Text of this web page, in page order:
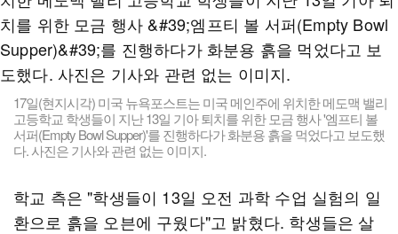
17일(현지시각) 미국 뉴욕포스트는 미국 메인주에 위치한 메도맥 밸리
고등학교 학생들이 지난 13일 기아 퇴치를 위한 모금 행사 '엠프티 볼
서퍼(Empty Bowl Supper)'를 진행하다가 화분용 흙을 먹었다고 보도했
다. 사진은 기사와 관련 없는 이미지.
학교 측은 "학생들이 13일 오전 과학 수업 실험의 일
환으로 흙을 오븐에 구웠다"고 밝혔다. 학생들은 살